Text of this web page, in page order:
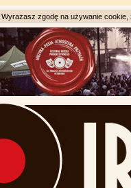
zgodę na używanie